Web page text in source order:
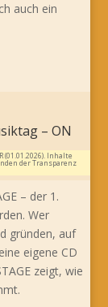
auch ein
– ON
Inhalte
der Transparenz
– der 1.
Wer
gründen, auf
eigene CD
zeigt, wie